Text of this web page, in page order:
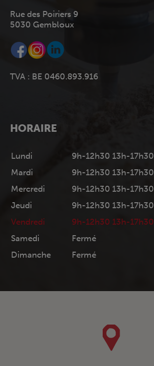
Rue des Poiriers 9
5030 Gembloux
TVA : BE 0460.893.916
HORAIRE
Lundi
9h-12h30 13h-17h30
Mardi
9h-12h30 13h-17h30
Mercredi
9h-12h30 13h-17h30
Jeudi
9h-12h30 13h-17h30
Vendredi
9h-12h30 13h-17h30
Samedi
Fermé
Dimanche
Fermé